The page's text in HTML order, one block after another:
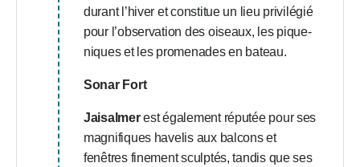
durant l’hiver et constitue un lieu privilégié
pour l’observation des oiseaux, les pique-
niques et les promenades en bateau.
Sonar Fort
Jaisalmerest également réputée pour ses
magnifiques havelis aux balcons et
fenêtres finement sculptés, tandis que ses